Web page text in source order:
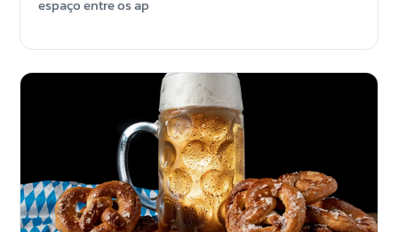
espaço entre os ap